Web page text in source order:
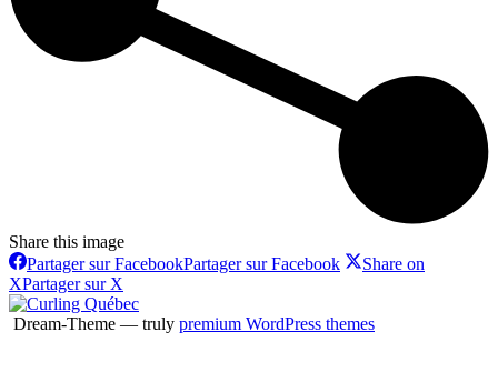
Share this image
Partager sur FacebookPartager sur Facebook
Share on
XPartager sur X
Dream-Theme — truly premium WordPress themes